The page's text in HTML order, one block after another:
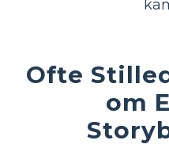
Ofte
om